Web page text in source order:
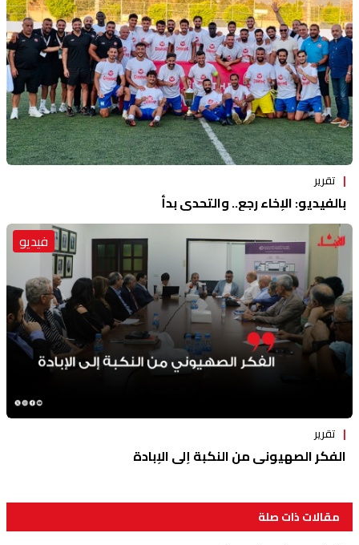
تقرير
بالفيديو: الإخاء رجع.. والتحدي بدأ
فيديو
تقرير
الفكر الصهيوني من النكبة إلى الإبادة
مقالات ذات صلة